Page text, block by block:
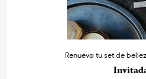
Renueva tu set de